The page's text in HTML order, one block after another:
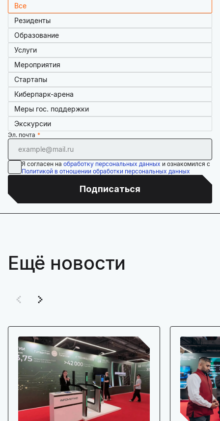
Все
Резиденты
Образование
Услуги
Мероприятия
Стартапы
Киберпарк-арена
Меры гос. поддержки
Экскурсии
Эл. почта
Я согласен на обработку персональных данных и ознакомился с
Политикой в отношении обработки персональных данных
Подписаться
Ещё новости